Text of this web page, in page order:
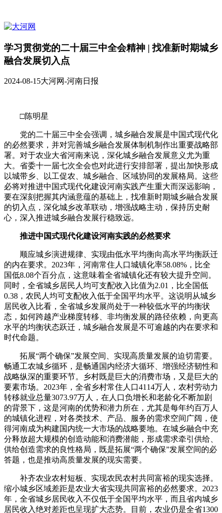
学习贯彻党的二十届三中全会精神 | 找准新时期城乡
融合发展切入点
2024-08-15大河网-河南日报
□陈明星
党的二十届三中全会强调，城乡融合发展是中国式现代化
的必然要求，并对完善城乡融合发展体制机制作出重要战略部
署。对于农业大省河南来说，深化城乡融合发展意义尤为重
大。省委十一届七次全会也对此进行安排部署，提出加快形成
以城带乡、以工促农、城乡融合、区域协同的发展格局。这些
必将对推进中国式现代化建设河南实践产生重大而深远影响，
要在深刻把握其内涵意蕴的基础上，找准新时期城乡融合发展
的切入点，深化城乡改革联动，增强战略主动，保持历史耐
心，深入推进城乡融合发展行稳致远。
推进中国式现代化建设河南实践的必然要求
顺应城乡演进规律、实现由低水平均衡向高水平均衡跃迁
的内在要求。2023年，河南常住人口城镇化率58.08%，比全
国低8.08个百分点，这意味着全省城镇化还有较大提升空间。
同时，全省城乡居民人均可支配收入比值为2.01，比全国低
0.38，农民人均可支配收入低于全国平均水平。这说明从城乡
居民收入比看，全省城乡发展尚处于一种较低水平的均衡状
态，如何跨越产业梯度转移、非均衡发展的路径依赖，向更高
水平的均衡状态跃迁，城乡融合发展是不可逾越的内在要求和
时代命题。
拓展“两个确保”发展空间、实现高质量发展的迫切需要。
畅通工农城乡循环，是畅通国内经济大循环、增强经济韧性和
战略纵深的重要环节。乡村既是巨大的消费市场，又是巨大的
要素市场。2023年，全省乡村常住人口4114万人，农村劳动力
转移就业总量3073.97万人，在人口负增长和老龄化不断加剧
的背景下，这是河南的优势和潜力所在，尤其是每年约百万人
的城镇化进程，对各类技术、产品、服务的需求空间广阔，使
得河南成为构建国内统一大市场的战略要地。在城乡融合中充
分释放超大规模的创造动能和消费潜能，形成需求牵引供给、
供给创造需求的良性格局，既是拓展“两个确保”发展空间的必
答题，也是推动高质量发展的现实需要。
补齐农业农村短板、实现农民农村共同富裕的现实选择。
缩小城乡区域差距是农业大省实现共同富裕的必然要求。2023
年，全省城乡居民收入不仅低于全国平均水平，而且省内城乡
居民收入绝对差距也呈现扩大态势。目前，农业仍是全省1300